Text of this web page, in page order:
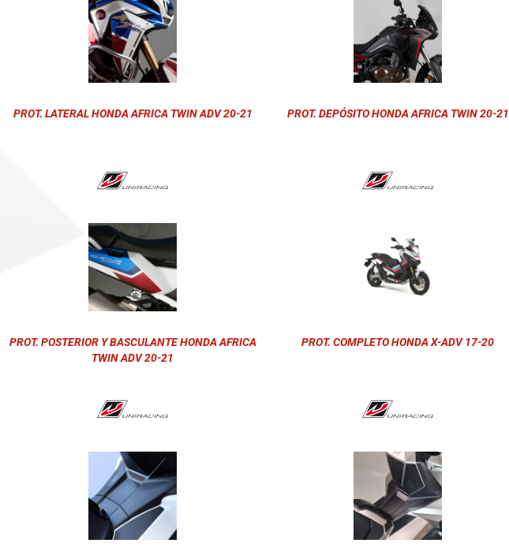
PROT. LATERAL HONDA AFRICA TWIN ADV 20-21 PROT. DEPÓSITO HONDA AFRICA TWIN 20-21
PROT. POSTERIOR Y BASCULANTE HONDA AFRICA
TWIN ADV 20-21
PROT. COMPLETO HONDA X-ADV 17-20